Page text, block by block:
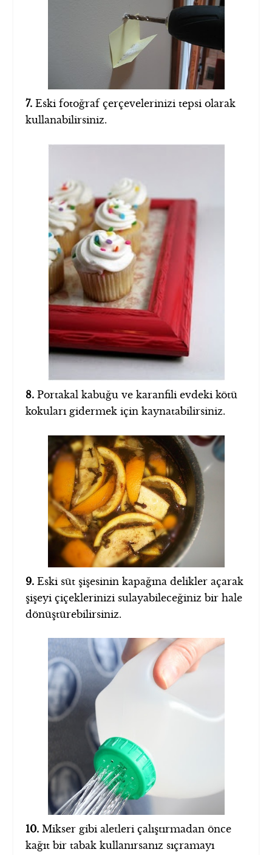
7. Eski fotoğraf çerçevelerinizi tepsi olarak
kullanabilirsiniz.
8. Portakal kabuğu ve karanfili evdeki kötü
kokuları gidermek için kaynatabilirsiniz.
9. Eski süt şişesinin kapağına delikler açarak
şişeyi çiçeklerinizi sulayabileceğiniz bir hale
dönüştürebilirsiniz.
10. Mikser gibi aletleri çalıştırmadan önce
kağıt bir tabak kullanırsanız sıçramayı